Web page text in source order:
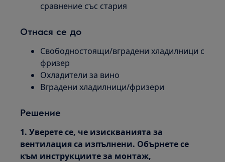
сравнение със стария
Отнася се до
Свободностоящи/вградени хладилници с
фризер
Охладители за вино
Вградени хладилници/фризери
Решение
1. Уверете се, че изискванията за
вентилация са изпълнени. Обърнете се
към инструкциите за монтаж,